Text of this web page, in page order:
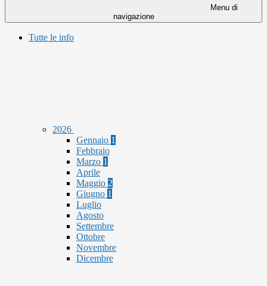
Menu di
navigazione
Tutte le info
2026
Gennaio 1
Febbraio
Marzo 1
Aprile
Maggio 2
Giugno 1
Luglio
Agosto
Settembre
Ottobre
Novembre
Dicembre